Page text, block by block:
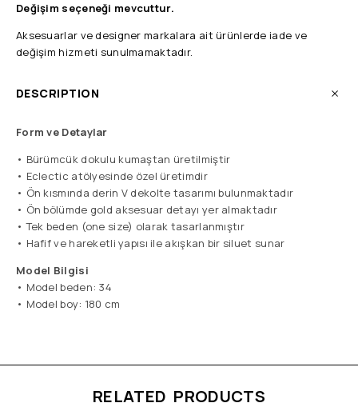
Değişim seçeneği mevcuttur.
Aksesuarlar ve designer markalara ait ürünlerde iade ve
değişim hizmeti sunulmamaktadır.
DESCRIPTION
Form ve Detaylar
• Bürümcük dokulu kumaştan üretilmiştir
• Eclectic atölyesinde özel üretimdir
• Ön kısmında derin V dekolte tasarımı bulunmaktadır
• Ön bölümde gold aksesuar detayı yer almaktadır
• Tek beden (one size) olarak tasarlanmıştır
• Hafif ve hareketli yapısı ile akışkan bir siluet sunar
Model Bilgisi
• Model beden: 34
• Model boy: 180 cm
RELATED PRODUCTS